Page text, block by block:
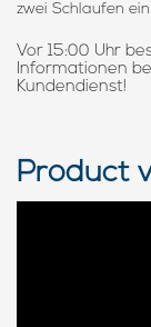
zwei Schlaufen
Vor 15:00 Uhr
Informationen
Kundendienst!
Product